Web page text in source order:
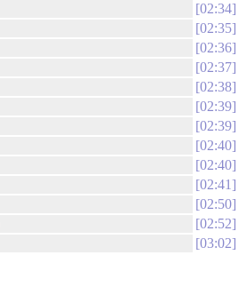
02:34
02:35
02:36
02:37
02:38
02:39
02:39
02:40
02:40
02:41
02:50
02:52
03:02